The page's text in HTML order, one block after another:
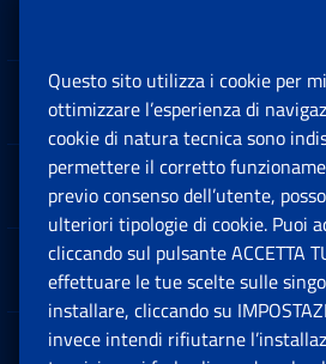
Sedi e Contatti
Software
Note Legali
App mobile
Questo sito utilizza i cookie per
ottimizzare l’esperienza di
cookie di natura tecnica sono
permettere il corretto
previo consenso dell’utente,
ulteriori tipologie di cookie. Puoi
cliccando sul pulsante ACCETTA
effettuare le tue scelte sulle
installare, cliccando su
invece intendi rifiutarne